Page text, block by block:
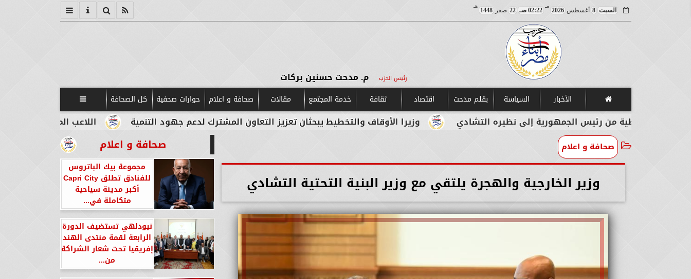
السبت 8 أغسطس2026
مـ
02:22 صـ 22 صفر1448
هـ
رئيس الحزب م. مدحت حسنين بركات
الأخبار السياسة بقلم مدحت اقتصاد ثقافة خدمة المجتمع مقالات صحافة و اعلام حوارات صحفية كل الصحافة 
اللاعب المصري الإيطالي طه وزيرا الأوقاف والتخطيط يبحثان تعزيز التعاون المشترك لدعم جهود التنمية خطية من رئيس الجمهورية إلى نظيره التشادي
صحافة و اعلام
وزير الخارجية والهجرة يلتقي مع وزير البنية التحتية التشادي
صحافة و اعلام
مجموعة بيك الباتروس
للفنادق تطلق Capri City
أكبر مدينة سياحية
متكاملة في...
نيودلهي تستضيف الدورة
الرابعة لقمة منتدى الهند
إفريقيا تحت شعار الشراكة
من...